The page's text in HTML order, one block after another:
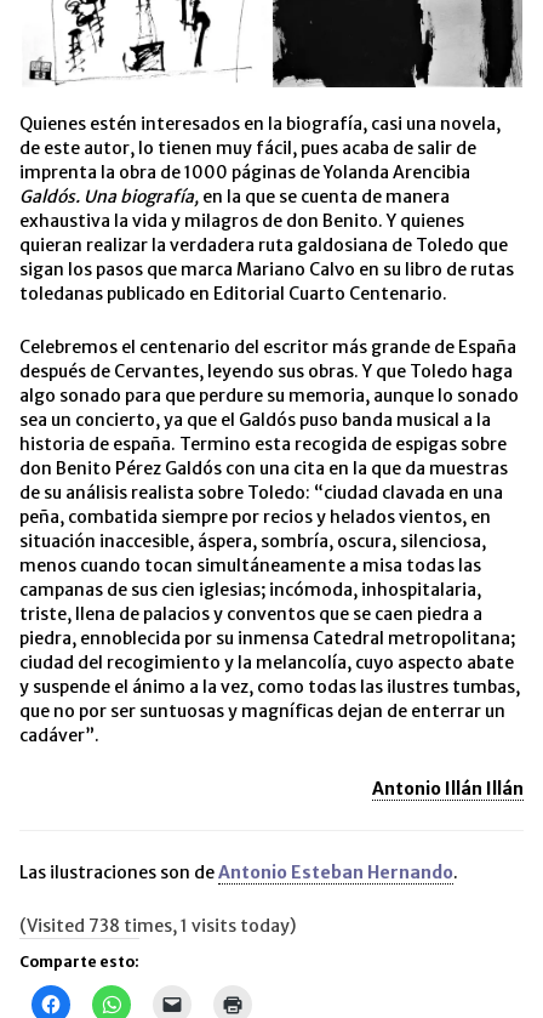
Quienes estén interesados en la biografía, casi una novela,
de este autor, lo tienen muy fácil, pues acaba de salir de
imprenta la obra de 1000 páginas de Yolanda Arencibia
Galdós. Una biografía, en la que se cuenta de manera
exhaustiva la vida y milagros de don Benito. Y quienes
quieran realizar la verdadera ruta galdosiana de Toledo que
sigan los pasos que marca Mariano Calvo en su libro de rutas
toledanas publicado en Editorial Cuarto Centenario.
Celebremos el centenario del escritor más grande de España
después de Cervantes, leyendo sus obras. Y que Toledo haga
algo sonado para que perdure su memoria, aunque lo sonado
sea un concierto, ya que el Galdós puso banda musical a la
historia de españa. Termino esta recogida de espigas sobre
don Benito Pérez Galdós con una cita en la que da muestras
de su análisis realista sobre Toledo: “ciudad clavada en una
peña, combatida siempre por recios y helados vientos, en
situación inaccesible, áspera, sombría, oscura, silenciosa,
menos cuando tocan simultáneamente a misa todas las
campanas de sus cien iglesias; incómoda, inhospitalaria,
triste, llena de palacios y conventos que se caen piedra a
piedra, ennoblecida por su inmensa Catedral metropolitana;
ciudad del recogimiento y la melancolía, cuyo aspecto abate
y suspende el ánimo a la vez, como todas las ilustres tumbas,
que no por ser suntuosas y magníficas dejan de enterrar un
cadáver”.
Antonio Illán Illán
Las ilustraciones son deAntonio Esteban Hernando.
(Visited 738 times, 1 visits today)
Comparte esto:
Haz Haz